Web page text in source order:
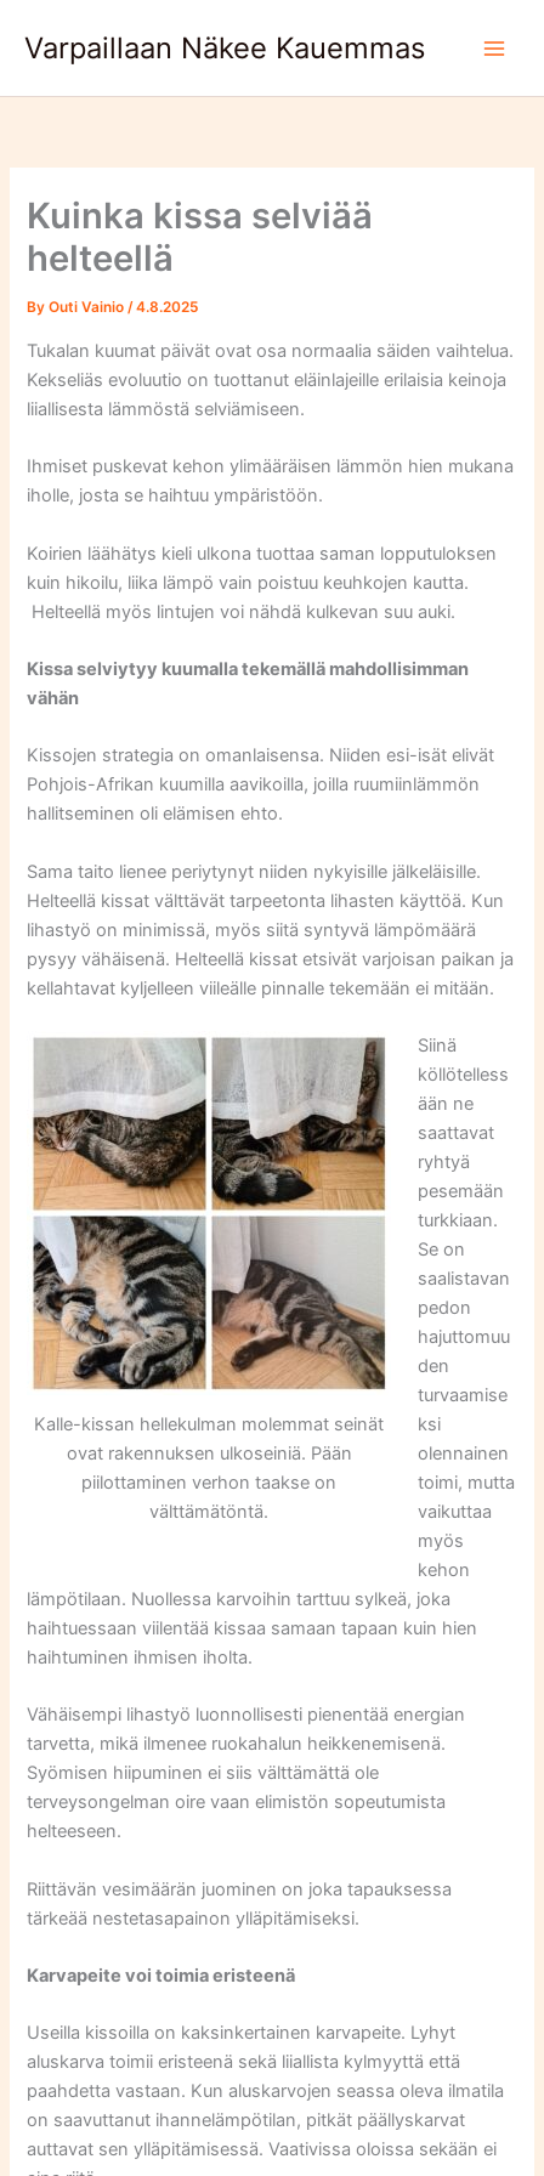
Varpaillaan Näkee Kauemmas
Kuinka kissa selviää
helteellä
ByOuti Vainio/4.8.2025
Tukalan kuumat päivät ovat osa normaalia säiden vaihtelua.
Kekseliäs evoluutio on tuottanut eläinlajeille erilaisia keinoja
liiallisesta lämmöstä selviämiseen.
Ihmiset puskevat kehon ylimääräisen lämmön hien mukana
iholle, josta se haihtuu ympäristöön.
Koirien läähätys kieli ulkona tuottaa saman lopputuloksen
kuin hikoilu, liika lämpö vain poistuu keuhkojen kautta.
Helteellä myös lintujen voi nähdä kulkevan suu auki.
Kissa selviytyy kuumalla tekemällä mahdollisimman
vähän
Kissojen strategia on omanlaisensa. Niiden esi-isät elivät
Pohjois-Afrikan kuumilla aavikoilla, joilla ruumiinlämmön
hallitseminen oli elämisen ehto.
Sama taito lienee periytynyt niiden nykyisille jälkeläisille.
Helteellä kissat välttävät tarpeetonta lihasten käyttöä. Kun
lihastyö on minimissä, myös siitä syntyvä lämpömäärä
pysyy vähäisenä. Helteellä kissat etsivät varjoisan paikan ja
kellahtavat kyljelleen viileälle pinnalle tekemään ei mitään.
Kalle-kissan hellekulman molemmat seinät
ovat rakennuksen ulkoseiniä. Pään
piilottaminen verhon taakse on
välttämätöntä.
Siinä
köllötelless
ään ne
saattavat
ryhtyä
pesemään
turkkiaan.
Se on
saalistavan
pedon
hajuttomuu
den
turvaamise
ksi
olennainen
toimi, mutta
vaikuttaa
myös
kehon
lämpötilaan. Nuollessa karvoihin tarttuu sylkeä, joka
haihtuessaan viilentää kissaa samaan tapaan kuin hien
haihtuminen ihmisen iholta.
Vähäisempi lihastyö luonnollisesti pienentää energian
tarvetta, mikä ilmenee ruokahalun heikkenemisenä.
Syömisen hiipuminen ei siis välttämättä ole
terveysongelman oire vaan elimistön sopeutumista
helteeseen.
Riittävän vesimäärän juominen on joka tapauksessa
tärkeää nestetasapainon ylläpitämiseksi.
Karvapeite voi toimia eristeenä
Useilla kissoilla on kaksinkertainen karvapeite. Lyhyt
aluskarva toimii eristeenä sekä liiallista kylmyyttä että
paahdetta vastaan. Kun aluskarvojen seassa oleva ilmatila
on saavuttanut ihannelämpötilan, pitkät päällyskarvat
auttavat sen ylläpitämisessä. Vaativissa oloissa sekään ei